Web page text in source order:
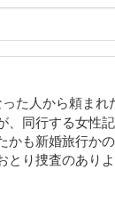
た人から頼まれ
、同行する女性
かも新婚旅行か
とり捜査のあり